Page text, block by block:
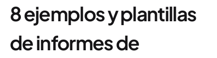
8 ejemplos y plantillas
de informes de